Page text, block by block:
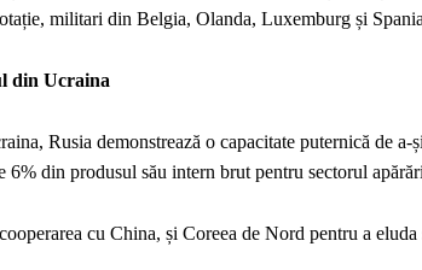
militari din Belgia, Olanda, Luxemburg și
din Ucraina
Rusia demonstrează o capacitate puternică de
6% din produsul său intern brut pentru sectorul
cu China, și Coreea de Nord pentru a